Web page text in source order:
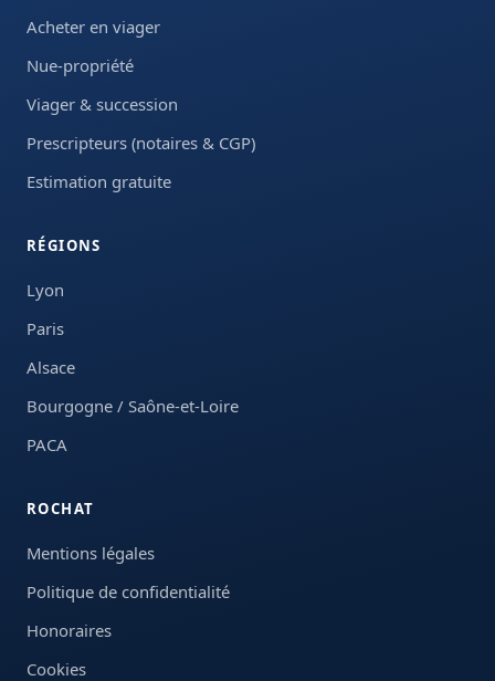
Acheter en viager
Nue-propriété
Viager & succession
Prescripteurs (notaires & CGP)
Estimation gratuite
RÉGIONS
Lyon
Paris
Alsace
Bourgogne / Saône-et-Loire
PACA
ROCHAT
Mentions légales
Politique de confidentialité
Honoraires
Cookies